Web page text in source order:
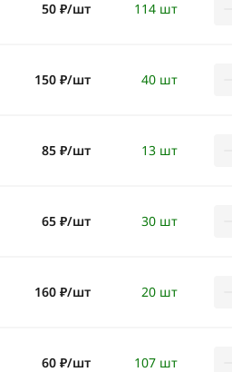
114 шт
50 ₽/шт
40 шт
150 ₽/шт
13 шт
85 ₽/шт
30 шт
65 ₽/шт
20 шт
160 ₽/шт
107 шт
60 ₽/шт